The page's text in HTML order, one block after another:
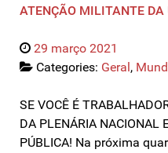
ATENÇÃO MILITANTE
29 março 2021
Categories: Geral ,
SE VOCÊ É
DA PLENÁRIA NACIONAL
PÚBLICA! Na próxima